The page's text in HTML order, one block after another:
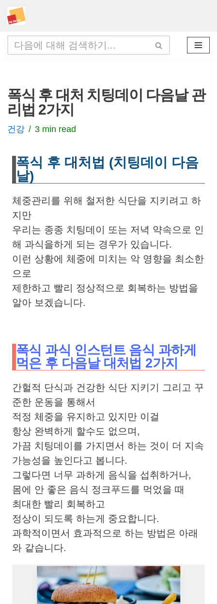
콘
텐
츠
너
뛰
기
폭식 후 대처 치팅데이 다음날 관
리법 2가지
건강 3 min read
폭식 후 대처법 (치팅데이 다음
날)
체중관리를 위해 철저한 식단을 지키려고 하
지만
우리는 종종 치팅데이 또는 저녁 약속으로 인
해 과식을하게 되는 경우가 있습니다.
이런 상황에 체중에 미치는 악 영향을 최소한
으로
제한하고 빨리 정상적으로 회복하는 방법을
알아 보겠습니다.
폭식 과식 인스턴트 음식 과하게
먹은 후 다음날 대처법 2가지
간헐적 단식과 건강한 식단 지키기 그리고 꾸
준한 운동을 통해서
적정 체중을 유지하고 있지만 이걸
항상 완벽하게 할수도 없으며,
가끔 치팅데이를 가지면서 하는 것이 더 지속
가능성을 높인다고 봅니다.
그렇다면 너무 과하게 음식을 섭취하거나,
몸에 안 좋은 음식 정크푸드를 먹었을 때
최대한 빨리 회복하고
정상이 되도록 하는게 중요합니다.
과학적이면서 효과적으로 하는 방법은 아래
와 같습니다.